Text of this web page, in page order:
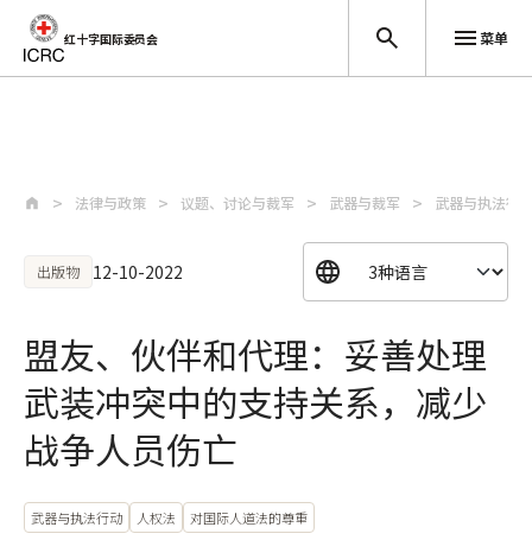
红十字国际委员会 菜单
法律与政策 议题、讨论与裁军 武器与裁军 武器与执法行
出版物 12-10-2022
盟友、伙伴和代理：妥善处理
武装冲突中的支持关系，减少
战争人员伤亡
武器与执法行动 人权法 对国际人道法的尊重